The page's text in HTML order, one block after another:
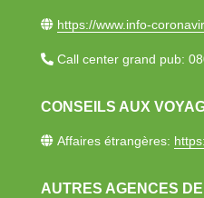
https://www.info-
Call center grand pub:
CONSEILS AUX
Affaires étrangères:
AUTRES AGENCES